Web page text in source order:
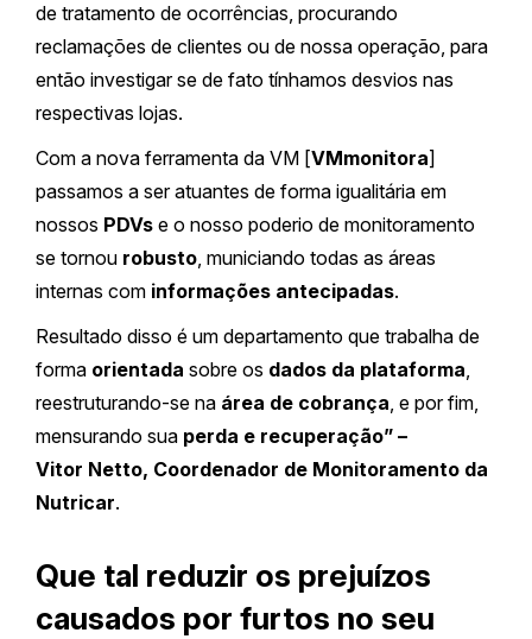
de tratamento de ocorrências, procurando
reclamações de clientes ou de nossa operação, para
então investigar se de fato tínhamos desvios nas
respectivas lojas.
Com a nova ferramenta da VM [VMmonitora]
passamos a ser atuantes de forma igualitária em
nossos PDVs e o nosso poderio de monitoramento
se tornou robusto, municiando todas as áreas
internas com informações antecipadas.
Resultado disso é um departamento que trabalha de
forma orientada sobre os dados da plataforma,
reestruturando-se na área de cobrança, e por fim,
mensurando sua perda e recuperação” –
Vitor Netto, Coordenador de Monitoramento da
Nutricar.
Que tal reduzir os prejuízos
causados por furtos no seu